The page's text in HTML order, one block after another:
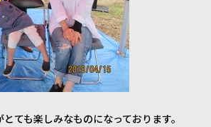
ても楽しみなものになっております。